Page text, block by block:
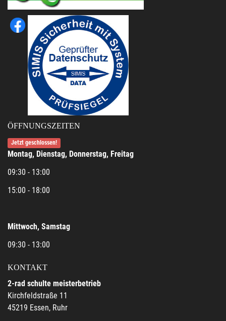
ÖFFNUNGSZEITEN
Jetzt geschlossen!
Montag, Dienstag, Donnerstag, Freitag
09:30 - 13:00
15:00 - 18:00
Mittwoch, Samstag
09:30 - 13:00
KONTAKT
2-rad schulte meisterbetrieb
Kirchfeldstraße 11
45219 Essen, Ruhr